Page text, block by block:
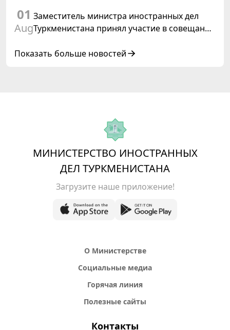
Туркменистаном
01
Aug
Заместитель министра иностранных дел
Туркменистана принял участие в совещании
сотрудничества «Центральная Азия –
Показать больше новостей
МИНИСТЕРСТВО ИНОСТРАННЫХ
ДЕЛ ТУРКМЕНИСТАНА
Загрузите наше приложение!
О Министерстве
Социальные медиа
Горячая линия
Полезные сайты
Контакты